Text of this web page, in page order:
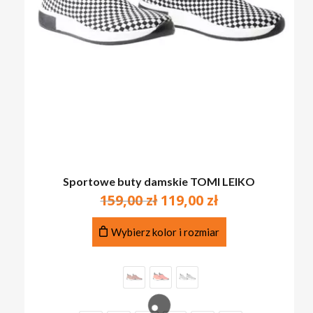
Sportowe buty damskie TOMI LEIKO
159,00zł Pierwotna
cena
wynosiła:
159,00 zł.
119,00 złAktualna
cena
wynosi:
119,00 zł.
Wybierz kolor i rozmiar